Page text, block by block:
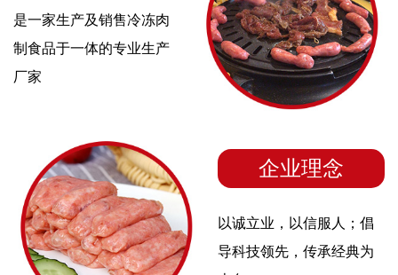
是一家生产及销售冷冻肉
制食品于一体的专业生产
厂家
企业理念
以诚立业，以信服人；倡
导科技领先，传承经典为